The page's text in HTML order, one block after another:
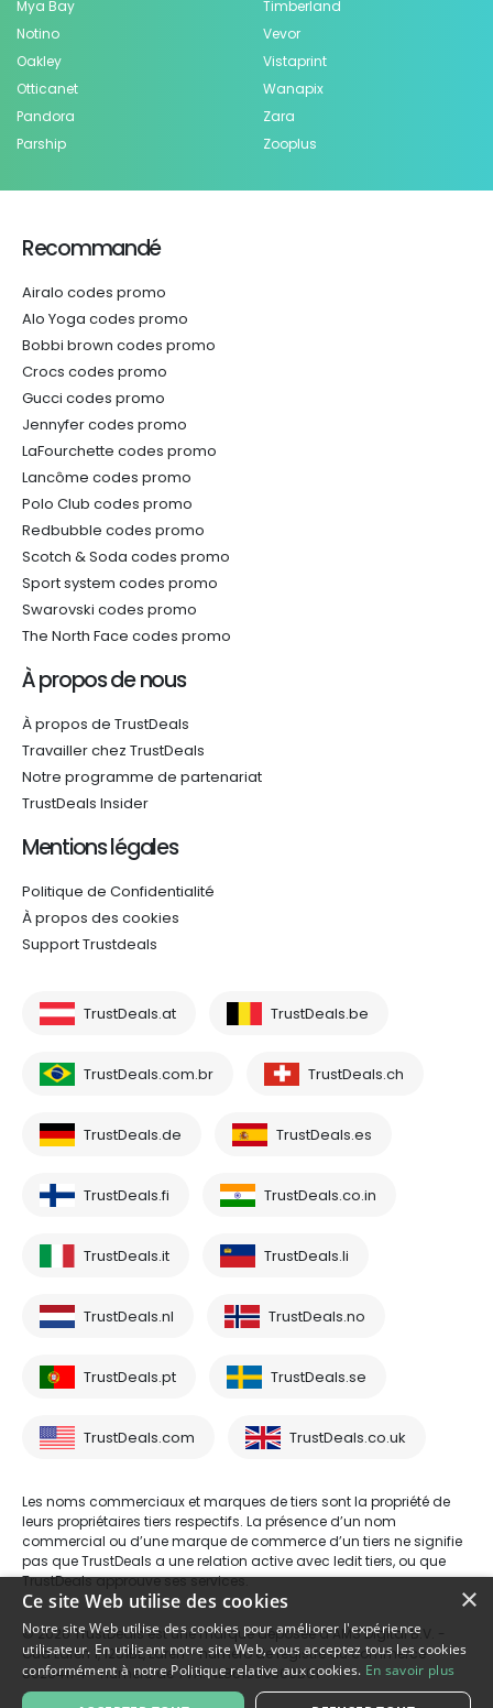
Mya Bay
Notino
Oakley
Otticanet
Pandora
Parship
Timberland
Vevor
Vistaprint
Wanapix
Zara
Zooplus
Recommandé
Airalo codes promo
Alo Yoga codes promo
Bobbi brown codes promo
Crocs codes promo
Gucci codes promo
Jennyfer codes promo
LaFourchette codes promo
Lancôme codes promo
Polo Club codes promo
Redbubble codes promo
Scotch & Soda codes promo
Sport system codes promo
Swarovski codes promo
The North Face codes promo
À propos de nous
À propos de TrustDeals
Travailler chez TrustDeals
Notre programme de partenariat
TrustDeals Insider
Mentions légales
Politique de Confidentialité
À propos des cookies
Support Trustdeals
TrustDeals.at TrustDeals.be
TrustDeals.com.br TrustDeals.ch
TrustDeals.de TrustDeals.es
TrustDeals.fi TrustDeals.co.in
TrustDeals.it TrustDeals.li
TrustDeals.nl TrustDeals.no
TrustDeals.pt TrustDeals.se
TrustDeals.com TrustDeals.co.uk
Les noms commerciaux et marques de tiers sont la propriété de
leurs propriétaires tiers respectifs. La présence d’un nom
commercial ou d’une marque de commerce d’un tiers ne signifie
pas que TrustDeals a une relation active avec ledit tiers, ou que
TrustDeals approuve ses services.
© 2026 TrustDeals est une marque déposée d’AMS Digital B.V. -
Oud Laren 1, 1251BL, Laren - numéro de registre du commerce
80264174 - numéro de TVA: NL861609360B01
×
Ce site Web utilise des cookies
Notre site Web utilise des cookies pour améliorer l'expérience
utilisateur. En utilisant notre site Web, vous acceptez tous les cookies
conformément à notre Politique relative aux cookies. En savoir plus